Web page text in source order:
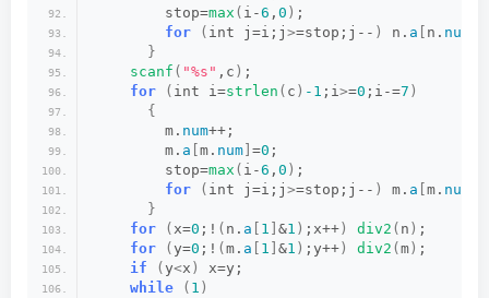
        stop=
max ( i-6 , 0 ) ;
for
( int j=i;j >=stop;j-- ) n. a n. num
}
scanf ( "%s" ,c ) ;
for
( int i=strlen ( c ) -1 ;i>=0 ;i-=7 )
{
        m.
num++;
        m.
a m. num =0 ;
        stop=
max ( i-6 , 0 ) ;
for
( int j=i;j >=stop;j-- ) m. a m. num
}
for
( x=0 ;! ( n. a 1 &1 ) ;x++ ) div2 ( n ) ;
for
( y=0 ;! ( m. a 1 &1 ) ;y++ ) div2 ( m ) ;
if
( y<x )
x=y;
while
( 1 )